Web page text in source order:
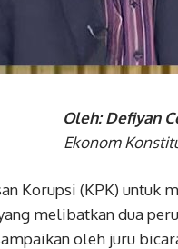
Oleh: Defiyan
Ekonom
Korupsi (KPK) untuk
melibatkan dua
oleh juru